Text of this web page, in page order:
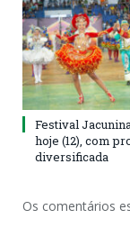
Festival
hoje (12), com
diversificada
Os comentários